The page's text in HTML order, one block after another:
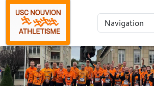
Panneau de gestion des cookies